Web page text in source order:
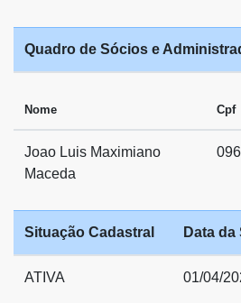
Quadro de Sócios e
Nome Cpf
Joao Luis Maximiano
Maceda
Situação Cadastral Data da
ATIVA 01/04/